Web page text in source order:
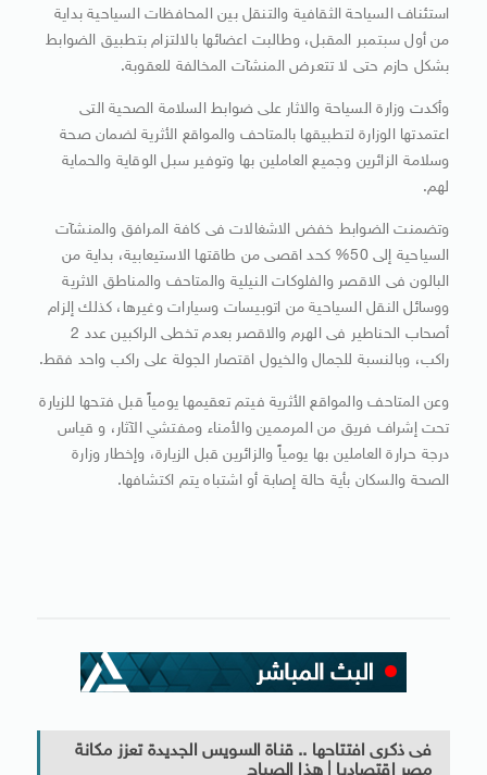
استئناف السياحة الثقافية والتنقل بين المحافظات السياحية بداية
من أول سبتمبر المقبل، وطالبت اعضائها بالالتزام بتطبيق الضوابط
بشكل حازم حتى لا تتعرض المنشآت المخالفة للعقوبة.
وأكدت وزارة السياحة والاثار على ضوابط السلامة الصحية التى
اعتمدتها الوزارة لتطبيقها بالمتاحف والمواقع الأثرية لضمان صحة
وسلامة الزائرين وجميع العاملين بها وتوفير سبل الوقاية والحماية
لهم.
وتضمنت الضوابط خفض الاشغالات فى كافة المرافق والمنشآت
السياحية إلى 50% كحد اقصى من طاقتها الاستيعابية، بداية من
البالون فى الاقصر والفلوكات النيلية والمتاحف والمناطق الاثرية
ووسائل النقل السياحية من اتوبيسات وسيارات وغيرها، كذلك إلزام
أصحاب الحناطير فى الهرم والاقصر بعدم تخطى الراكبين عدد 2
راكب، وبالنسبة للجمال والخيول اقتصار الجولة على راكب واحد فقط.
وعن المتاحف والمواقع الأثرية فيتم تعقيمها يومياً قبل فتحها للزيارة
تحت إشراف فريق من المرممين والأمناء ومفتشي الآثار، و قياس
درجة حرارة العاملين بها يومياً والزائرين قبل الزيارة، وإخطار وزارة
الصحة والسكان بأية حالة إصابة أو اشتباه يتم اكتشافها.
فى ذكرى افتتاحها .. قناة السويس الجديدة تعزز مكانة